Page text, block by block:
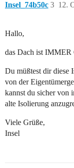
Insel_74b50c 12.
3
Hallo,
das Dach ist IMMER
Du müßtest dir diese
von der
kannst du sicher von
alte Isolierung
Viele Grüße,
Insel